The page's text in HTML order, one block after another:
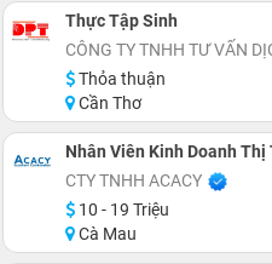
Thực Tập Sinh
CÔNG TY TNHH TƯ VẤN
Thỏa thuận
Cần Thơ
Nhân Viên Kinh Doanh Thị
CTY TNHH ACACY
10 - 19 Triệu
Cà Mau